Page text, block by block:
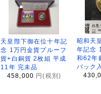
天皇陛下御在位十年記
念 1万円金貨プルーフ
貨+白銅貨 2枚組 平成
11年 完未品
458,000 円(税別)
昭和天
年記念
和62年
パック